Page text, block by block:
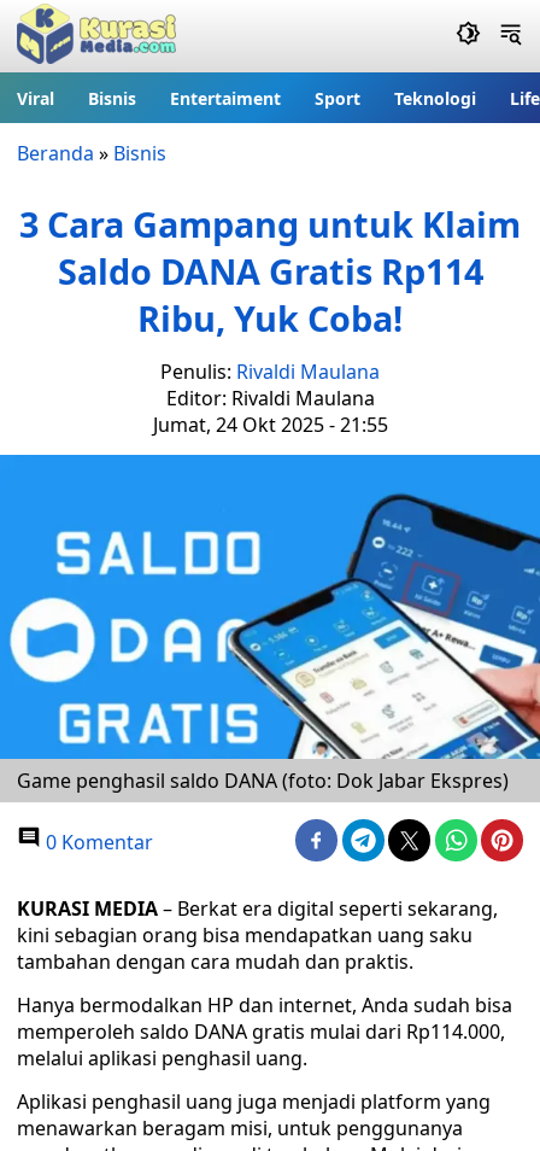
Viral Bisnis Entertaiment Sport Teknologi
Beranda » Bisnis
3 Cara Gampang untuk Klaim
Saldo DANA Gratis Rp114
Ribu, Yuk Coba!
Penulis: Rivaldi Maulana
Editor: Rivaldi Maulana
Jumat, 24 Okt 2025 - 21:55
Game penghasil saldo DANA (foto: Dok Jabar Ekspres)
0 Komentar
KURASI MEDIA– Berkat era digital seperti sekarang,
kini sebagian orang bisa mendapatkan uang saku
tambahan dengan cara mudah dan praktis.
Hanya bermodalkan HP dan internet, Anda sudah bisa
memperoleh saldo DANA gratis mulai dari Rp114.000,
melalui aplikasi penghasil uang.
Aplikasi penghasil uang juga menjadi platform yang
menawarkan beragam misi, untuk penggunanya